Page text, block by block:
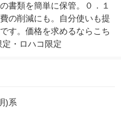
書類を簡単に保管。０．１
の削減にも。自分使いも提
す。価格を求めるならこち
・ロハコ限定
)系